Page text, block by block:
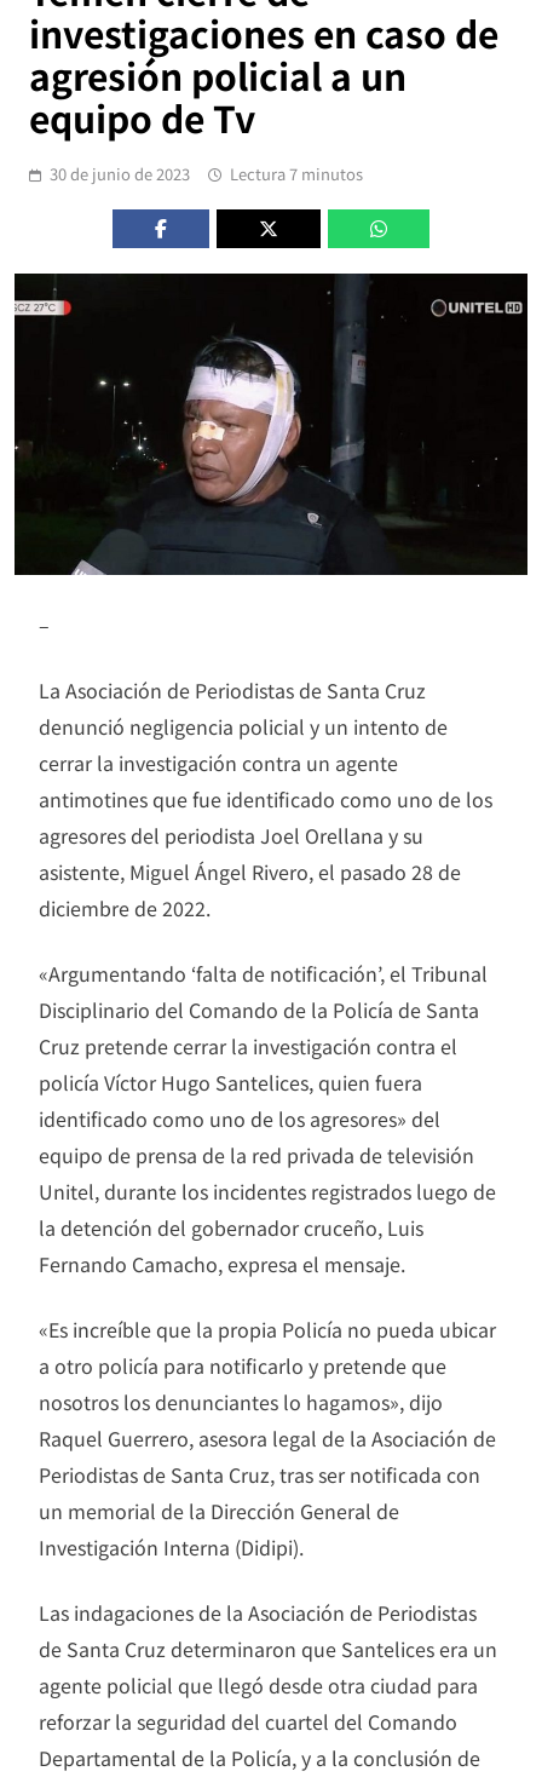
investigaciones en caso de
agresión policial a un
equipo de Tv
30 de junio de 2023 Lectura 7 minutos
–
La Asociación de Periodistas de Santa Cruz
denunció negligencia policial y un intento de
cerrar la investigación contra un agente
antimotines que fue identificado como uno de los
agresores del periodista Joel Orellana y su
asistente, Miguel Ángel Rivero, el pasado 28 de
diciembre de 2022.
«Argumentando ‘falta de notificación’, el Tribunal
Disciplinario del Comando de la Policía de Santa
Cruz pretende cerrar la investigación contra el
policía Víctor Hugo Santelices, quien fuera
identificado como uno de los agresores» del
equipo de prensa de la red privada de televisión
Unitel, durante los incidentes registrados luego de
la detención del gobernador cruceño, Luis
Fernando Camacho, expresa el mensaje.
«Es increíble que la propia Policía no pueda ubicar
a otro policía para notificarlo y pretende que
nosotros los denunciantes lo hagamos», dijo
Raquel Guerrero, asesora legal de la Asociación de
Periodistas de Santa Cruz, tras ser notificada con
un memorial de la Dirección General de
Investigación Interna (Didipi).
Las indagaciones de la Asociación de Periodistas
de Santa Cruz determinaron que Santelices era un
agente policial que llegó desde otra ciudad para
reforzar la seguridad del cuartel del Comando
Departamental de la Policía, y a la conclusión de